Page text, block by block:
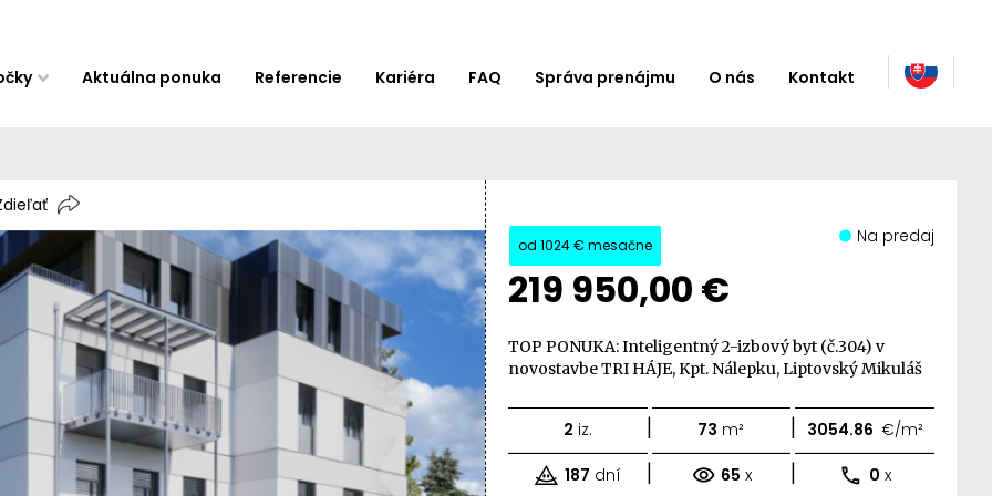
Aktuálna ponuka Referencie Kariéra FAQ Správa prenájmu O nás Kontakt
od 1024 € mesačne
219 950,00 €
Na predaj
TOP PONUKA: Inteligentný 2-izbový byt (č.304) v
novostavbe TRI HÁJE, Kpt. Nálepku, Liptovský Mikuláš
2 iz. | 73 m² | 3054.86 €/m²
187 dní | 65 x | 0 x